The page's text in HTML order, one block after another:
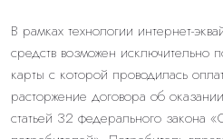
В рамках технологии интернет-
средств возможен исключительно
карты с которой проводилась
расторжение договора об
статьей 32 федерального закона